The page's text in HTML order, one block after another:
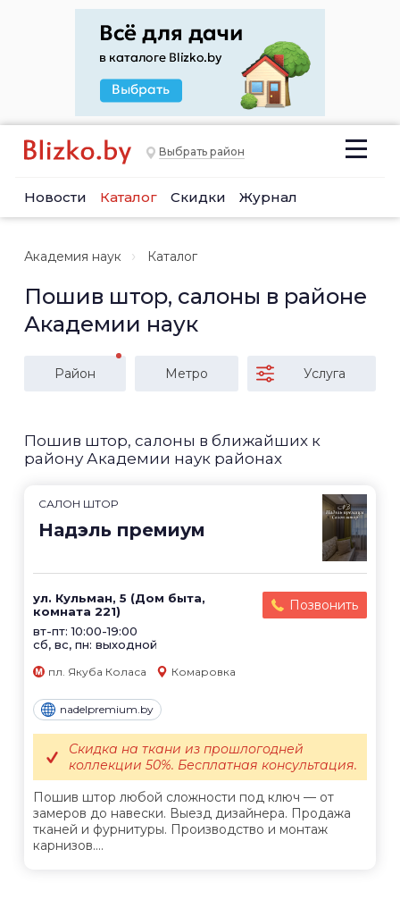
Выбрать район
Новости Каталог Скидки Журнал
Академия наук Каталог
Пошив штор, салоны в районе
Академии наук
Район Метро Услуга
Пошив штор, салоны в ближайших к
району Академии наук районах
САЛОН ШТОР
Надэль премиум
ул. Кульман, 5 (Дом быта,
комната 221)
вт-пт: 10:00-19:00
сб, вс, пн: выходной
Позвонить
пл. Якуба Коласа Комаровка
nadelpremium.by
Пошив штор любой сложности под ключ — от
замеров до навески. Выезд дизайнера. Продажа
тканей и фурнитуры. Производство и монтаж
карнизов....
Скидка на ткани из прошлогодней
коллекции 50%. Бесплатная консультация.